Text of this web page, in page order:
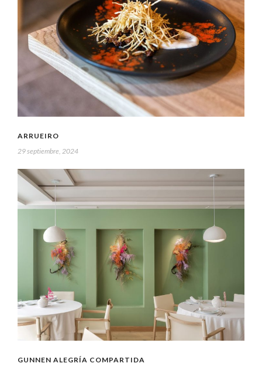
ARRUEIRO
29 septiembre, 2024
GUNNEN ALEGRÍA COMPARTIDA